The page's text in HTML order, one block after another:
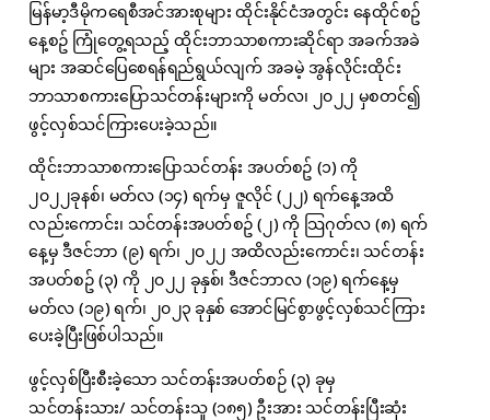
မြန်မာ့ဒီမိုကရေစီအင်အားစုများ ထိုင်းနိုင်ငံအတွင်း နေထိုင်စဥ်
နေ့စဥ် ကြုံတွေ့ရသည့် ထိုင်းဘာသာစကားဆိုင်ရာ အခက်အခဲ
များ အဆင်ပြေစေရန်ရည်ရွယ်လျက် အခမဲ့ အွန်လိုင်းထိုင်း
ဘာသာစကားပြောသင်တန်းများကိုမတ်လ၊ ၂၀၂၂ မှစတင်၍
ဖွင့်လှစ်သင်ကြားပေးခဲ့သည်။
ထိုင်းဘာသာစကားပြောသင်တန်း အပတ်စဥ် (၁) ကို
၂၀၂၂ခုနစ်၊ မတ်လ (၁၄) ရက်မှ ဇူလိုင် (၂၂) ရက်နေ့အထိ
လည်းကောင်း၊ သင်တန်းအပတ်စဥ် (၂) ကို သြဂုတ်လ (၈) ရက်
နေ့မှ ဒီဇင်ဘာ (၉) ရက်၊ ၂၀၂၂ အထိလည်းကောင်း၊ သင်တန်း
အပတ်စဥ် (၃) ကို ၂၀၂၂ ခုနှစ်၊ ဒီဇင်ဘာလ (၁၉) ရက်နေ့မှ
မတ်လ (၁၉) ရက်၊ ၂၀၂၃ ခုနှစ် အောင်မြင်စွာဖွင့်လှစ်သင်ကြား
ပေးခဲ့ပြီးဖြစ်ပါသည်။
ဖွင့်လှစ်ပြီးစီးခဲ့သော သင်တန်းအပတ်စဉ် (၃) ခုမှ
သင်တန်းသား/ သင်တန်းသူ (၁၈၅) ဦးအား သင်တန်းပြီးဆုံး